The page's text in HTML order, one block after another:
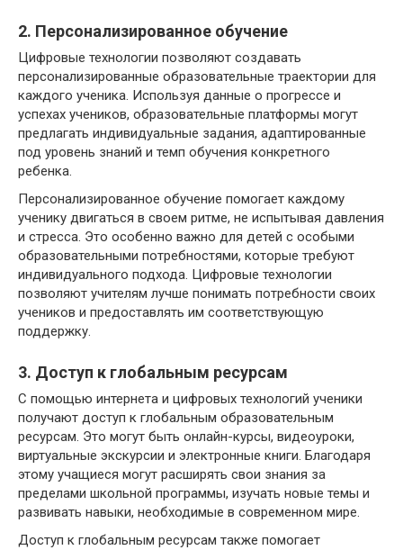
2. Персонализированное обучение
Цифровые технологии позволяют создавать
персонализированные образовательные траектории для
каждого ученика. Используя данные о прогрессе и
успехах учеников, образовательные платформы могут
предлагать индивидуальные задания, адаптированные
под уровень знаний и темп обучения конкретного
ребенка.
Персонализированное обучение помогает каждому
ученику двигаться в своем ритме, не испытывая давления
и стресса. Это особенно важно для детей с особыми
образовательными потребностями, которые требуют
индивидуального подхода. Цифровые технологии
позволяют учителям лучше понимать потребности своих
учеников и предоставлять им соответствующую
поддержку.
3. Доступ к глобальным ресурсам
С помощью интернета и цифровых технологий ученики
получают доступ к глобальным образовательным
ресурсам. Это могут быть онлайн-курсы, видеоуроки,
виртуальные экскурсии и электронные книги. Благодаря
этому учащиеся могут расширять свои знания за
пределами школьной программы, изучать новые темы и
развивать навыки, необходимые в современном мире.
Доступ к глобальным ресурсам также помогает